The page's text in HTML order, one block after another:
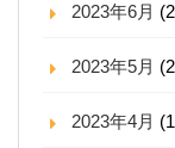
2023年6月
2023年5月
2023年4月